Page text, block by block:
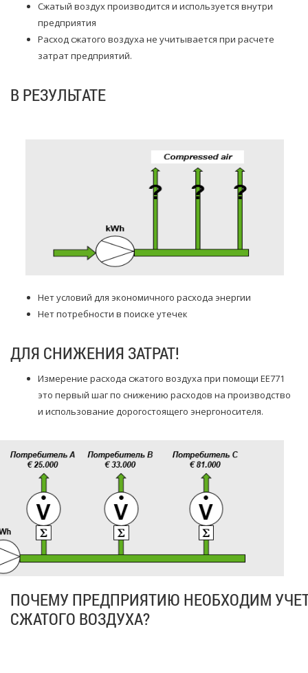
Сжатый воздух производится и используется внутри
предприятия
Расход сжатого воздуха не учитывается при расчете
затрат предприятий.
В РЕЗУЛЬТАТЕ
Нет условий для экономичного расхода энергии
Нет потребности в поиске утечек
ДЛЯ СНИЖЕНИЯ ЗАТРАТ!
Измерение расхода сжатого воздуха при помощи EE771
это первый шаг по снижению расходов на производство
и использование дорогостоящего энергоносителя.
ПОЧЕМУ ПРЕДПРИЯТИЮ НЕОБХОДИМ
СЖАТОГО ВОЗДУХА?